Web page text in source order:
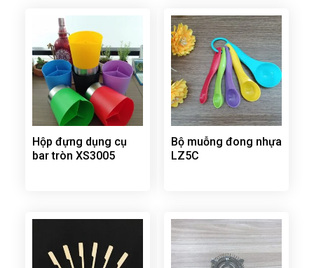
Hộp đựng dụng cụ
bar tròn XS3005
Bộ muỗng đong nhựa
LZ5C